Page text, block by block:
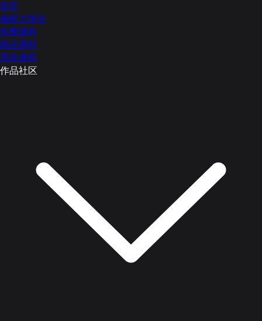
首页
编程大闯关
免费课程
精品课程
系统课程
作品社区